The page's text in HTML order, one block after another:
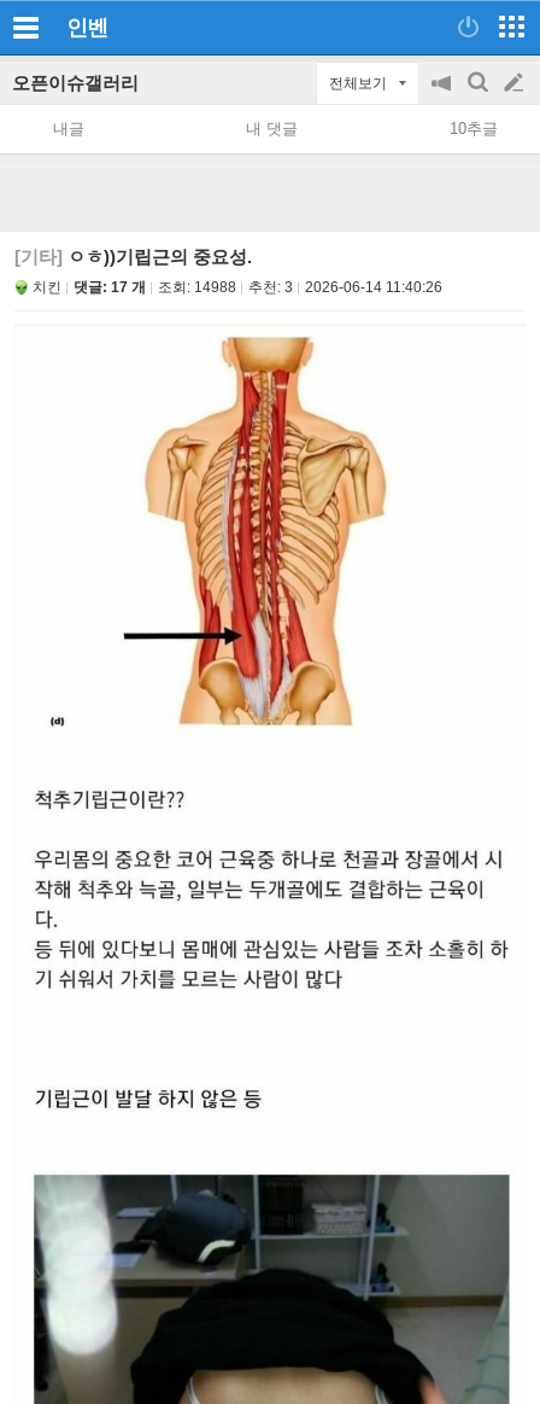
인벤
오픈이슈갤러리 전체보기
공
지
on/off
검
색
글
쓰
내글 내 댓글 10추글
[기타] ㅇㅎ))기립근의 중요성.
치킨 댓글: 17 개 조회: 14988 추천: 3 2026-06-14 11:40:26